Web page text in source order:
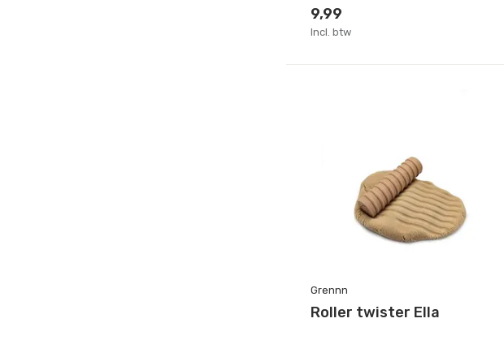
9,99
Incl. btw
Grennn
Roller twister Ella